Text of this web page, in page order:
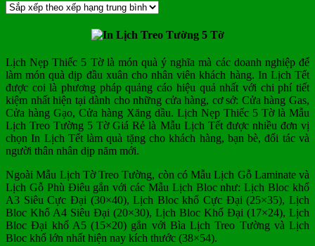
xếp
xếp
trung
bình
Lịch Nẹp Thiếc 5 Tờ là món quà ý nghĩa mà các doanh nghiệp để
làm món quà dịp đầu xuân cho nhân viên khách hàng. In Lịch Tết
được coi là phương pháp quảng cáo hiệu quả nhất với chi phí tiết
kiệm nhất hiện tại dành cho những cửa hàng, cơ sở: Cửa hàng Gas,
Cửa hàng Gạo, Cửa hàng Xăng dầu. Lịch Nẹp Thiếc 5 Tờ là Mẫu
Lịch Treo Tường 5 Tờ Giá Rẻ là Mẫu Lịch Tết được nhiều đơn vị
chọn In Lịch Tết làm quà tặng cho khách hàng, bạn bè, đối tác và
người thân nhân dịp năm mới.
Ngoài Mẫu Lịch Tờ Treo Tường, còn có Mẫu Lịch Gỗ Laminate và
Lịch Gỗ Phù Điêu gắn với các Mẫu Lịch Bloc như: Lịch Bloc khổ
A3 Siêu Cực Đại (30×40), Lịch Bloc khổ Cực Đại (25×35), Lịch
Bloc Khổ A4 Siêu Đại (20×30), Lịch Bloc Khổ Đại (17×24), Lịch
Bloc Đại khổ A5 (15×20) gắn với Bìa Lịch Treo Tường và Lịch
Bloc khổ lớn nhất hiện nay kích thước (38×54).